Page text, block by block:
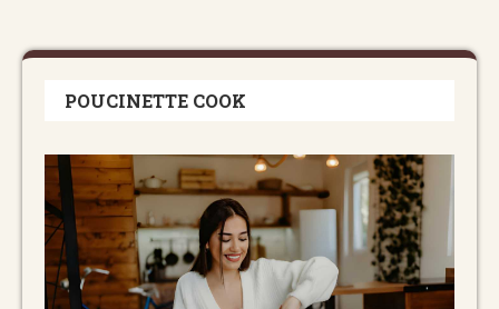
POUCINETTE COOK